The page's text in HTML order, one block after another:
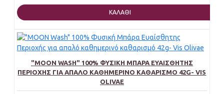
ΚΑΛΆΘΙ
"MOON WASH" 100% ΦΥΣΙΚΉ ΜΠΆΡΑ ΕΥΑΊΣΘΗΤΗΣ
ΠΕΡΙΟΧΉΣ ΓΙΑ ΑΠΑΛΌ ΚΑΘΗΜΕΡΙΝΌ ΚΑΘΑΡΙΣΜΌ 42G- VIS
OLIVAE